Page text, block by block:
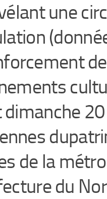
une
de la
du